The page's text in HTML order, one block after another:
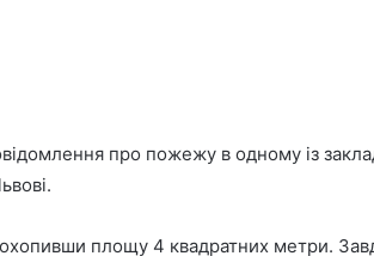
про пожежу в одному із
площу 4 квадратних метри.